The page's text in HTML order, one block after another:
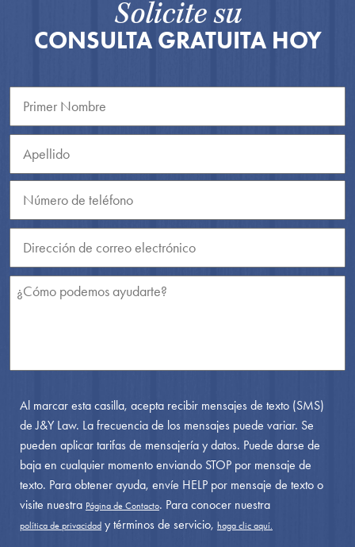
Solicite su
CONSULTA GRATUITA HOY
Al marcar esta casilla, acepta recibir mensajes de texto (SMS)
de J&Y Law. La frecuencia de los mensajes puede variar. Se
pueden aplicar tarifas de mensajería y datos. Puede darse de
baja en cualquier momento enviando STOP por mensaje de
texto. Para obtener ayuda, envíe HELP por mensaje de texto o
visite nuestra Página de Contacto. Para conocer nuestra
política de privacidad y términos de servicio, haga clic aquí.